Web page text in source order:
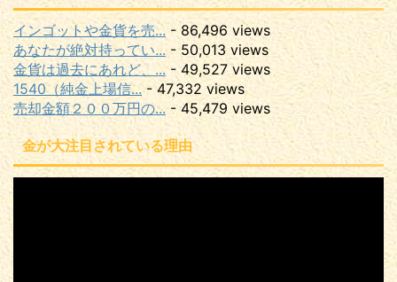
インゴットや金貨を売... - 86,496 views
あなたが絶対持ってい... - 50,013 views
金貨は過去にあれど、... - 49,527 views
1540（純金上場信... - 47,332 views
売却金額２００万円の... - 45,479 views
金が大注目されている理由